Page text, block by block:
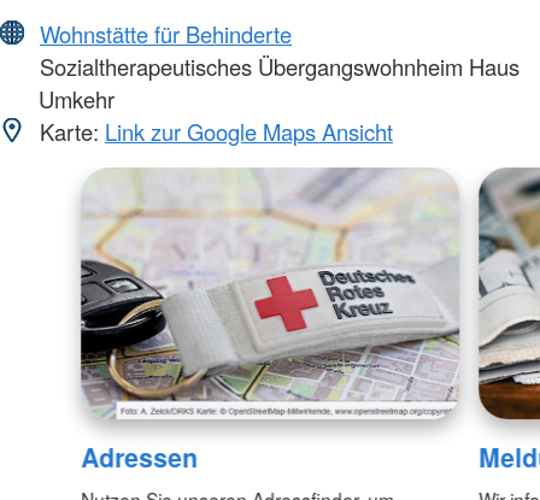
Wohnstätte für Behinderte
Sozialtherapeutisches Übergangswohnheim Haus
Umkehr
Karte: Link zur Google Maps Ansicht
Adressen